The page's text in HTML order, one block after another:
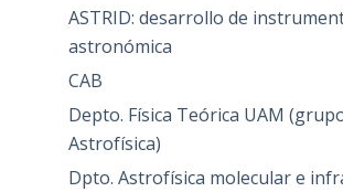
ASTRID: desarrollo de
astronómica
CAB
Depto. Física Teórica UAM
Astrofísica)
Dpto. Astrofísica molecular e